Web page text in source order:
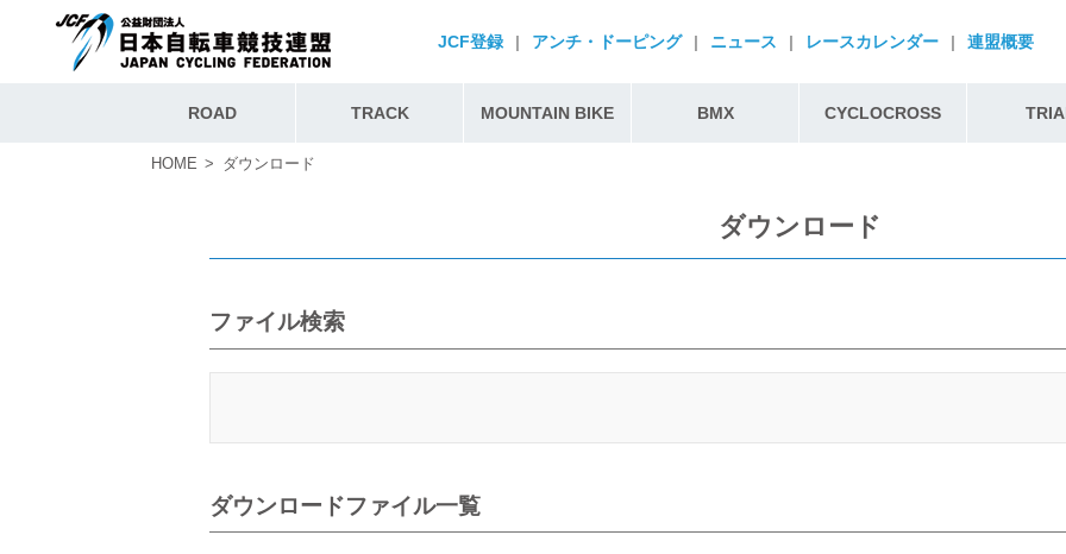
JCF登録 | アンチ・ドーピング | ニュース | レースカレンダー | 連盟概要
ROAD TRACK MOUNTAIN BIKE BMX CYCLOCROSS
HOME ダウンロード
ダウンロード
ファイル検索
ダウンロードファイル一覧